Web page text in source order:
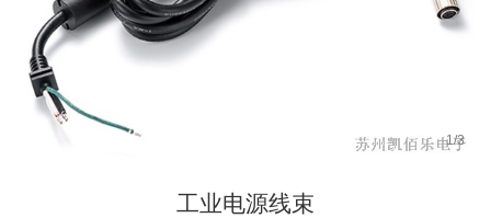
1 /3
工业电源线束